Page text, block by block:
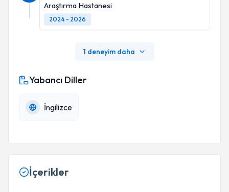
Araştırma Hastanesi
2024 - 2026
1 deneyim daha
Yabancı Diller
İngilizce
İçerikler